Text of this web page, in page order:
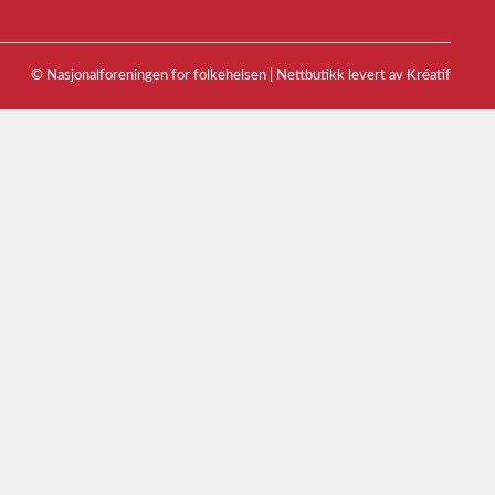
© Nasjonalforeningen for folkehelsen | Nettbutikk levert av Kréatif